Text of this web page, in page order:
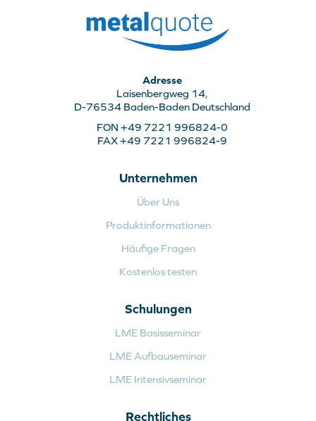
Adresse
Laisenbergweg 14,
D-76534 Baden-Baden Deutschland
FON +49 7221 996824-0
FAX +49 7221 996824-9
Unternehmen
Über Uns
Produktinformationen
Häufige Fragen
Kostenlos testen
Schulungen
LME Basisseminar
LME Aufbauseminar
LME Intensivseminar
Rechtliches